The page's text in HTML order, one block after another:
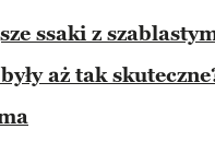
ssaki z
aż tak